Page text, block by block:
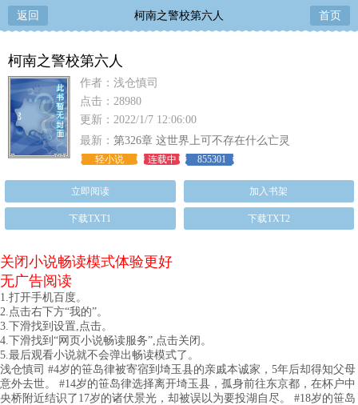
返回 柯南之警校第六人 首页
柯南之警校第六人
作者：浅仓慎司
点击：28980
更新：2022/1/7 12:06:00
最新： 第326章 这世界上可不存在什么亡灵
轻小说 连载中 855301
立即阅读 加入书架
下载TXT1 下载TXT2
关闭小说畅读模式体验更好
无广告阅读
1.打开手机百度。
2.点击右下方“我的”。
3.下滑找到设置,点击。
4.下滑找到“网页小说畅读服务”,点击关闭。
5.最后观看小说就不会弹出畅读模式了。
浅仓慎司 #4岁的笹岛律被寄宿到埼玉县的亲戚本诚家，5年后却得知父母
意外去世。 #14岁的笹岛律选择离开埼玉县，孤身前往东京都，在杯户中
央桥附近结识了17岁的诸伏景光，却被误以为要投湖自尽。 #18岁的笹岛